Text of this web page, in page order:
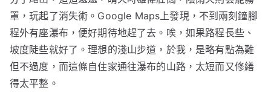
罩，玩起了消失術。Google Maps上發現，不到兩刻鐘腳
程外有座瀑布，便好期待地趕了去。唉，如果路程長些、
坡度陡些就好了。理想的淺山步道，於我，是略有點為難
但不過度，而這條自住家通往瀑布的山路，太短而又修繕
得太平整。